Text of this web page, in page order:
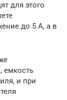
для этого
до 5 А, а в
емкость
и при